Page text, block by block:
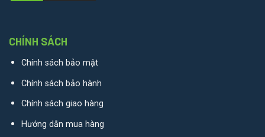
CHÍNH SÁCH
Chính sách bảo mật
Chính sách bảo hành
Chính sách giao hàng
Hướng dẫn mua hàng